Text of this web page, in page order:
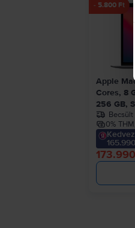
- 5.800 Ft
Apple
Cores, 8
256 GB,
0%